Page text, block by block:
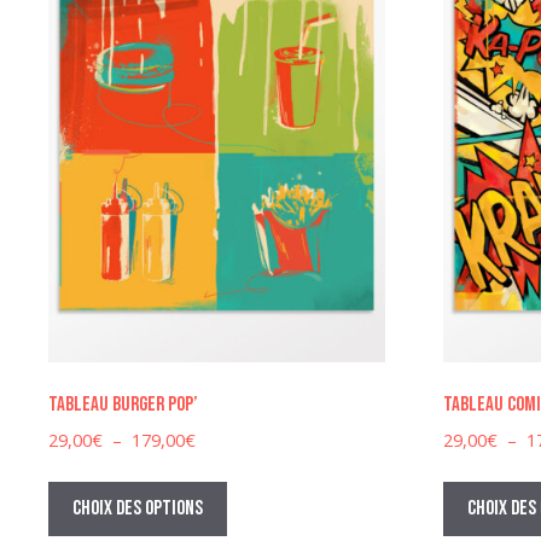
Tableau Burger Pop’
29,00€ – 179,00€Plage
prix :
29,00€
Choix des options
Ce
Tableau
29,00€ –
Choix